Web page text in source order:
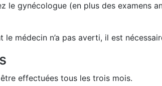
le gynécologue (en plus des examens
le médecin n’a pas averti, il est
effectuées tous les trois mois.